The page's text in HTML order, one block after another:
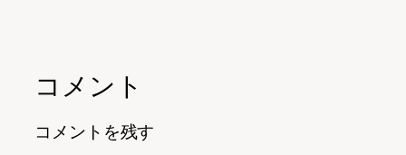
コメント
コメントを残す